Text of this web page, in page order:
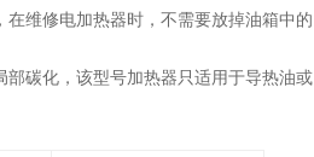
维修电加热器时，不需要放掉油箱中的
碳化，该型号加热器只适用于导热油或